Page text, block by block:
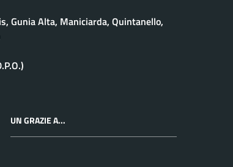
Gunia Alta, Maniciarda, Quintanello,
UN GRAZIE A...